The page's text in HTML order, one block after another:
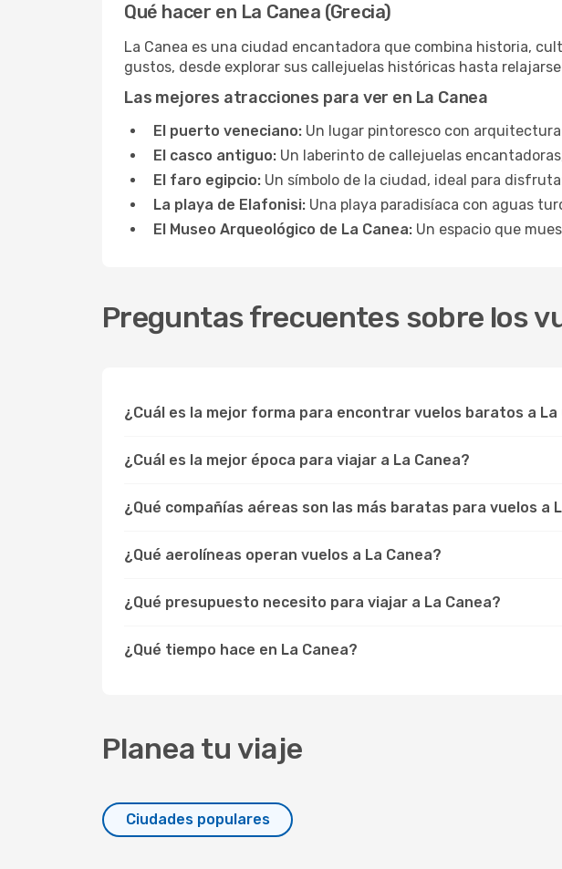
Qué hacer en La Canea (Grecia)
La Canea es una ciudad encantadora que combina historia,
gustos, desde explorar sus callejuelas históricas hasta
Las mejores atracciones para ver en La Canea
El puerto veneciano: Un lugar pintoresco con
El casco antiguo: Un laberinto de callejuelas
El faro egipcio: Un símbolo de la ciudad, ideal para
La playa de Elafonisi: Una playa paradisíaca con aguas
El Museo Arqueológico de La Canea: Un espacio que
Preguntas frecuentes sobre los
¿Cuál es la mejor forma para encontrar vuelos baratos a La
¿Cuál es la mejor época para viajar a La Canea?
¿Qué compañías aéreas son las más baratas para vuelos a
¿Qué aerolíneas operan vuelos a La Canea?
¿Qué presupuesto necesito para viajar a La Canea?
¿Qué tiempo hace en La Canea?
Planea tu viaje
Ciudades populares